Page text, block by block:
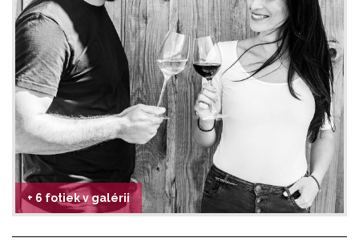
+ 6 fotiek v galérii